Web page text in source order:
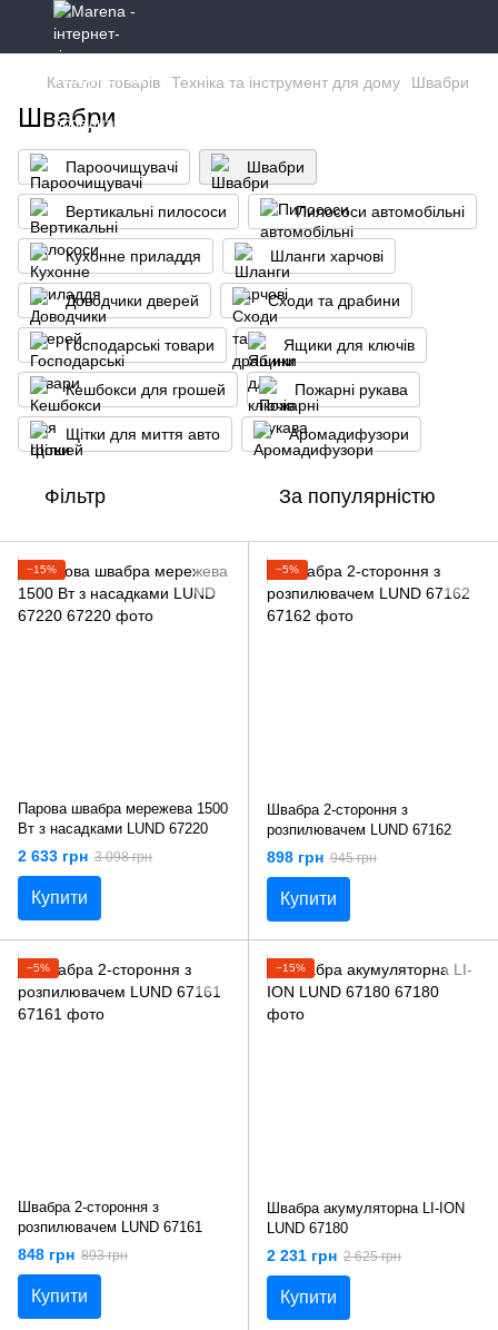
Каталог товарів Техніка та інструмент для дому Швабри
Швабри
Пароочищувачі Швабри
Вертикальні пилососи Пилососи автомобільні
Кухонне приладдя Шланги харчові
Доводчики дверей Сходи та драбини
Господарські товари Ящики для ключів
Кешбокси для грошей Пожарні рукава
Щітки для миття авто Аромадифузори
Фільтр За популярністю
−15%
Парова швабра мережева 1500
Вт з насадками LUND 67220
2 633 грн 3 098 грн
Купити
−5%
Швабра 2-стороння з
розпилювачем LUND 67162
898 грн 945 грн
Купити
−5%
Швабра 2-стороння з
розпилювачем LUND 67161
848 грн 893 грн
Купити
−15%
Швабра акумуляторна LI-ION
LUND 67180
2 231 грн 2 625 грн
Купити